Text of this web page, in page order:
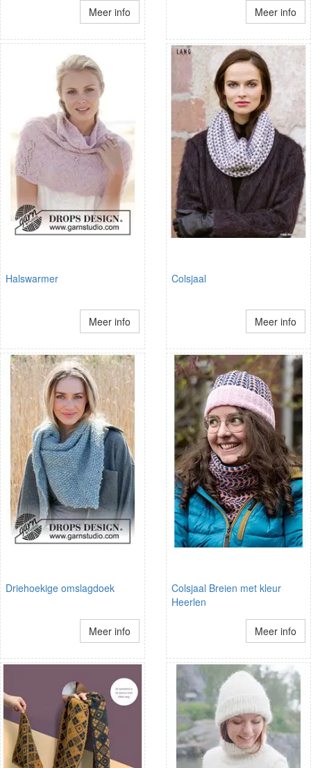
Meer info Meer info
Halswarmer
Meer info
Colsjaal
Meer info
Driehoekige omslagdoek
Meer info
Colsjaal Breien met kleur
Heerlen
Meer info